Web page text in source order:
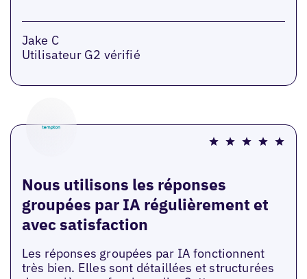
Jake C
Utilisateur G2 vérifié
Nous utilisons les réponses
groupées par IA régulièrement et
avec satisfaction
Les réponses groupées par IA fonctionnent
très bien. Elles sont détaillées et structurées